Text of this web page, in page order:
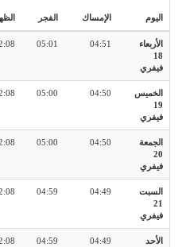
اليوم الإمساك الفجر
الأربعاء
18
فيفري
04:51
05:01
الخميس
19
فيفري
04:50
05:00
الجمعة
20
فيفري
04:50
05:00
السبت
21
فيفري
04:49
04:59
الأحد
04:49
04:59